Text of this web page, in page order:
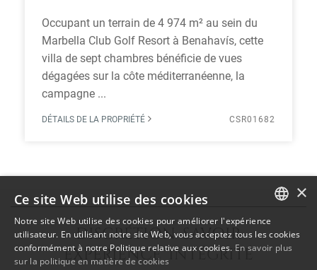
Occupant un terrain de 4 974 m² au sein du
Marbella Club Golf Resort à Benahavís, cette
villa de sept chambres bénéficie de vues
dégagées sur la côte méditerranéenne, la
campagne ...
DÉTAILS DE LA PROPRIÉTÉ CSR01682
DISCRÉTION SAVOIR
EXPÉRIENCE INTÉGRITÉ
ENGLISH
SPANISH
×
Ce site Web utilise des cookies
Notre site Web utilise des cookies pour améliorer l'expérience
utilisateur. En utilisant notre site Web, vous acceptez tous les cookies
conformément à notre Politique relative aux cookies. En savoir plus
sur la politique en matière de cookies